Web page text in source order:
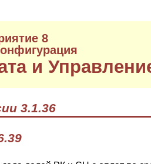
8
и
3.1.36